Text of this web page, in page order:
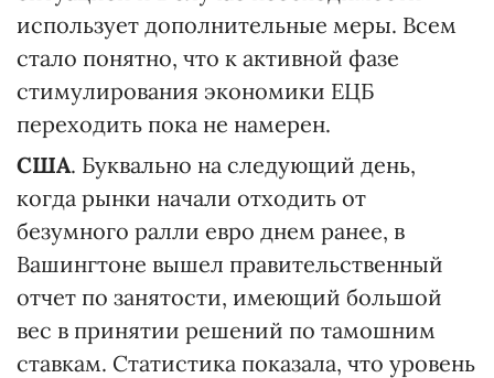
использует дополнительные меры. Всем
стало понятно, что к активной фазе
стимулирования экономики ЕЦБ
переходить пока не намерен.
США. Буквально на следующий день,
когда рынки начали отходить от
безумного ралли евро днем ранее, в
Вашингтоне вышел правительственный
отчет по занятости, имеющий большой
вес в принятии решений по тамошним
ставкам. Статистика показала, что уровень